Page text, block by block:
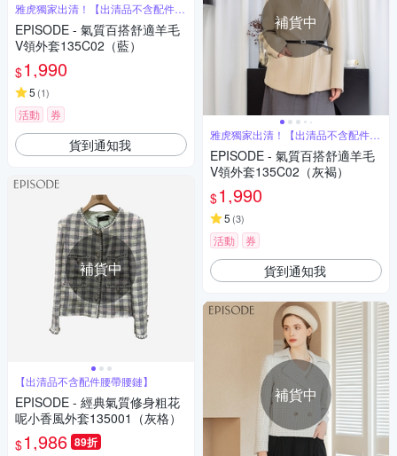
雅虎獨家出清！【出清品不含配件腰
帶腰鏈】
EPISODE - 氣質百搭舒適羊毛
V領外套135C02（藍）
$1,990
5 (1)
活動 券
貨到通知我
補貨中
【出清品不含配件腰帶腰鏈】
EPISODE - 經典氣質修身粗花
呢小香風外套135001（灰格）
$1,986 89折
補貨中
雅虎獨家出清！【出清品不含配件腰
帶腰鏈】
EPISODE - 氣質百搭舒適羊毛
V領外套135C02（灰褐）
$1,990
5 (3)
活動 券
貨到通知我
補貨中